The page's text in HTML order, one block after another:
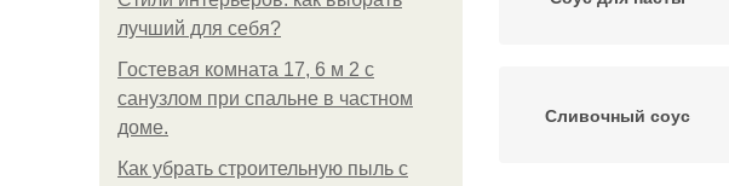
лучший для себя?
Гостевая комната 17, 6 м 2 с
санузлом при спальне в частном
доме.
Как убрать строительную пыль с
Сливочный соус